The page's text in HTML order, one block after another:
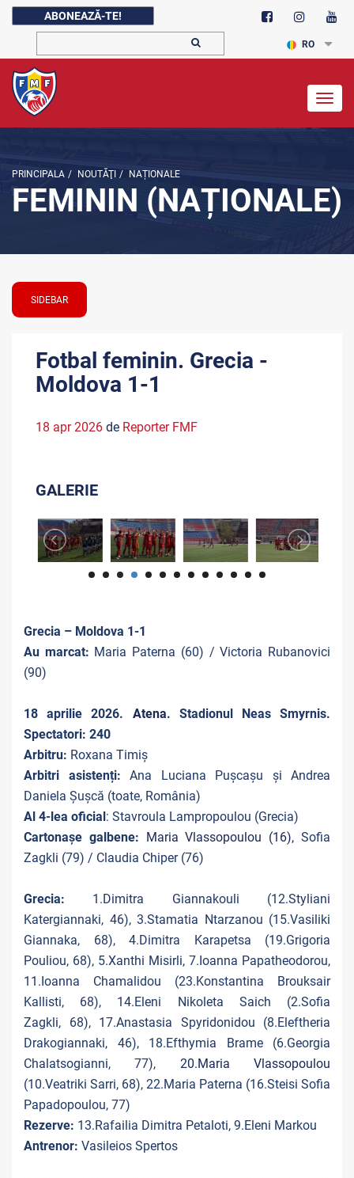
ABONEAZĂ-TE!
RO
PRINCIPALA / NOUTĂŢI / NAȚIONALE
FEMININ (NAȚIONALE)
SIDEBAR
Fotbal feminin. Grecia -
Moldova 1-1
18 apr 2026 de Reporter FMF
GALERIE
Grecia – Moldova 1-1
Au marcat: Maria Paterna (60) / Victoria Rubanovici
(90)
18 aprilie 2026. Atena. Stadionul Neas Smyrnis.
Spectatori: 240
Arbitru: Roxana Timiș
Arbitri asistenți: Ana Luciana Pușcașu și Andrea
Daniela Șușcă (toate, România)
Al 4-lea oficial: Stavroula Lampropoulou (Grecia)
Cartonașe galbene: Maria Vlassopoulou (16),Sofia
Zagkli (79) / Claudia Chiper (76)
Grecia: 1.Dimitra Giannakouli (12.Styliani
Katergiannaki, 46), 3.Stamatia Ntarzanou (15.Vasiliki
Giannaka, 68), 4.Dimitra Karapetsa (19.Grigoria
Pouliou, 68), 5.Xanthi Misirli, 7.Ioanna Papatheodorou,
11.Ioanna Chamalidou (23.Konstantina Brouksair
Kallisti, 68), 14.Eleni Nikoleta Saich (2.Sofia
Zagkli, 68), 17.Anastasia Spyridonidou (8.Eleftheria
Drakogiannaki, 46), 18.Efthymia Brame (6.Georgia
Chalatsogianni, 77), 20.Maria Vlassopoulou
(10.Veatriki Sarri, 68), 22.Maria Paterna (16.Steisi Sofia
Papadopoulou, 77)
Rezerve: 13.Rafailia Dimitra Petaloti, 9.Eleni Markou
Antrenor: Vasileios Spertos